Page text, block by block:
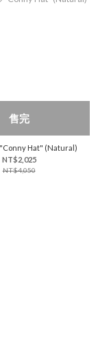
售完
"Conny Hat" (Natural)
NT$2,025
NT$4,050